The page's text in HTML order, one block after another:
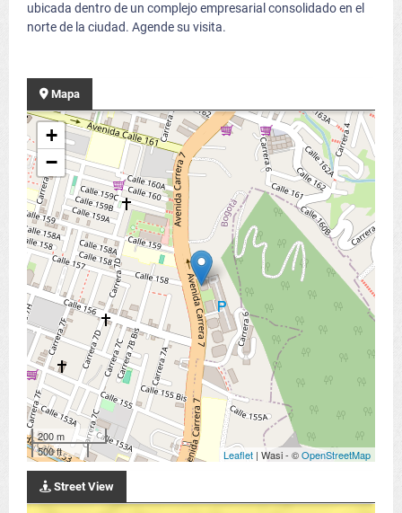
ubicada dentro de un complejo empresarial consolidado en el
norte de la ciudad. Agende su visita.
Mapa
+
−
200 m
500 ft
Leaflet | Wasi - ©OpenStreetMap
Street View